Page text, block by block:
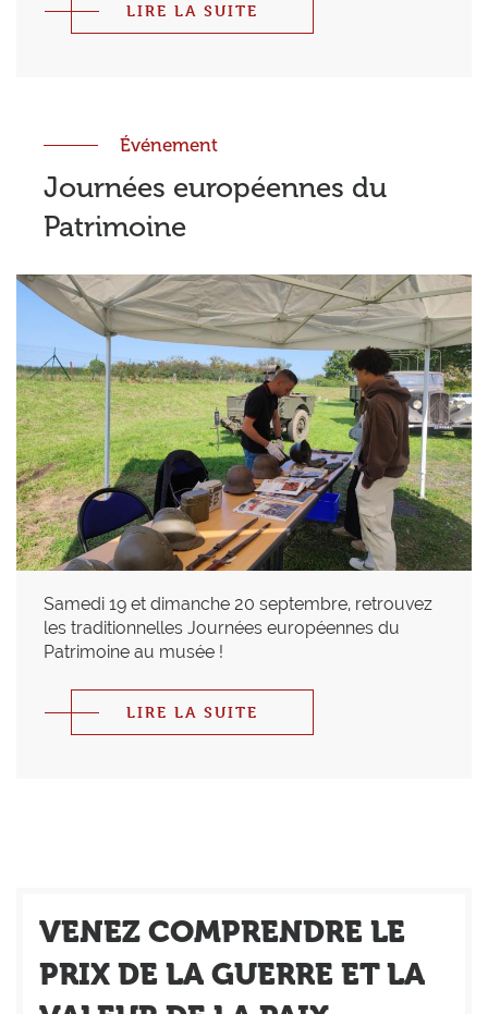
LIRE LA SUITE
Événement
Journées européennes du
Patrimoine
Samedi 19 et dimanche 20 septembre, retrouvez
les traditionnelles Journées européennes du
Patrimoine au musée !
LIRE LA SUITE
VENEZ COMPRENDRE LE
PRIX DE LA GUERRE ET LA